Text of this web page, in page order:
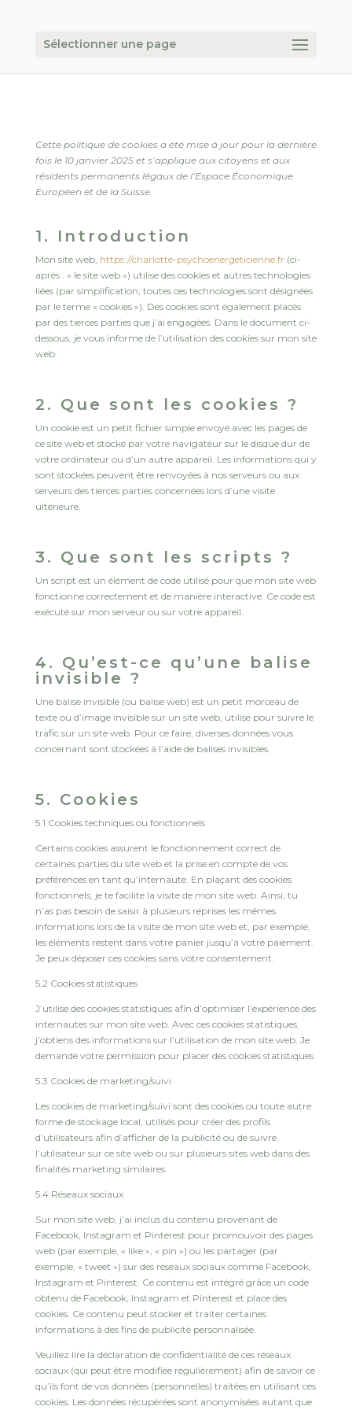
Sélectionner une page
Cette politique de cookies a été mise à jour pour la dernière
fois le 10 janvier 2025 et s’applique aux citoyens et aux
résidents permanents légaux de l’Espace Économique
Européen et de la Suisse.
1. Introduction
Mon site web, https://charlotte-psychoenergeticienne.fr (ci-
après : « le site web ») utilise des cookies et autres technologies
liées (par simplification, toutes ces technologies sont désignées
par le terme « cookies »). Des cookies sont également placés
par des tierces parties que j’ai engagées. Dans le document ci-
dessous, je vous informe de l’utilisation des cookies sur mon site
web.
2. Que sont les cookies ?
Un cookie est un petit fichier simple envoyé avec les pages de
ce site web et stocké par votre navigateur sur le disque dur de
votre ordinateur ou d’un autre appareil. Les informations qui y
sont stockées peuvent être renvoyées à nos serveurs ou aux
serveurs des tierces parties concernées lors d’une visite
ultérieure.
3. Que sont les scripts ?
Un script est un élément de code utilisé pour que mon site web
fonctionne correctement et de manière interactive. Ce code est
exécuté sur mon serveur ou sur votre appareil.
4. Qu’est-ce qu’une balise
invisible ?
Une balise invisible (ou balise web) est un petit morceau de
texte ou d’image invisible sur un site web, utilisé pour suivre le
trafic sur un site web. Pour ce faire, diverses données vous
concernant sont stockées à l’aide de balises invisibles.
5. Cookies
5.1 Cookies techniques ou fonctionnels
Certains cookies assurent le fonctionnement correct de
certaines parties du site web et la prise en compte de vos
préférences en tant qu’internaute. En plaçant des cookies
fonctionnels, je te facilite la visite de mon site web. Ainsi, tu
n’as pas besoin de saisir à plusieurs reprises les mêmes
informations lors de la visite de mon site web et, par exemple,
les éléments restent dans votre panier jusqu’à votre paiement.
Je peux déposer ces cookies sans votre consentement.
5.2 Cookies statistiques
J’utilise des cookies statistiques afin d’optimiser l’expérience des
internautes sur mon site web. Avec ces cookies statistiques,
j’obtiens des informations sur l’utilisation de mon site web. Je
demande votre permission pour placer des cookies statistiques.
5.3 Cookies de marketing/suivi
Les cookies de marketing/suivi sont des cookies ou toute autre
forme de stockage local, utilisés pour créer des profils
d’utilisateurs afin d’afficher de la publicité ou de suivre
l’utilisateur sur ce site web ou sur plusieurs sites web dans des
finalités marketing similaires.
5.4 Réseaux sociaux
Sur mon site web, j’ai inclus du contenu provenant de
Facebook, Instagram et Pinterest pour promouvoir des pages
web (par exemple, « like », « pin ») ou les partager (par
exemple, « tweet ») sur des réseaux sociaux comme Facebook,
Instagram et Pinterest. Ce contenu est intégré grâce un code
obtenu de Facebook, Instagram et Pinterest et place des
cookies. Ce contenu peut stocker et traiter certaines
informations à des fins de publicité personnalisée.
Veuillez lire la déclaration de confidentialité de ces réseaux
sociaux (qui peut être modifiée régulièrement) afin de savoir ce
qu’ils font de vos données (personnelles) traitées en utilisant ces
cookies. Les données récupérées sont anonymisées autant que